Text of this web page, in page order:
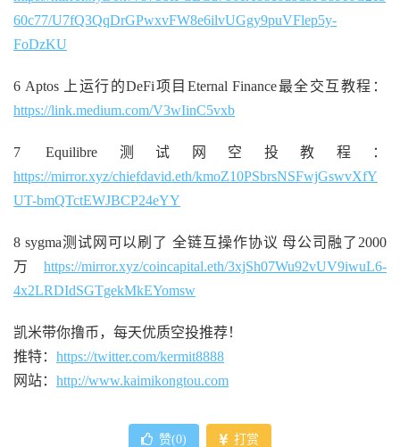
60c77/U7fQ3QqDrGPwxvFW8e6ilvUGgy9puVFlep5y-
FoDzKU
6 Aptos 上运行的DeFi项目Eternal Finance最全交互教程：
https://link.medium.com/V3wIinC5vxb
7 Equilibre测试网空投教程：
https://mirror.xyz/chiefdavid.eth/kmoZ10PSbrsNSFwjGswvXfY
UT-bmQTctEWJBCP24eYY
8 sygma测试网可以刷了 全链互操作协议 母公司融了2000
万 https://mirror.xyz/coincapital.eth/3xjSh07Wu92vUV9iwuL6-
4x2LRDIdSGTgekMkEYomsw
凯米带你撸币，每天优质空投推荐！
推特： https://twitter.com/kermit8888
网站： http://www.kaimikongtou.com
赞(0) 打赏